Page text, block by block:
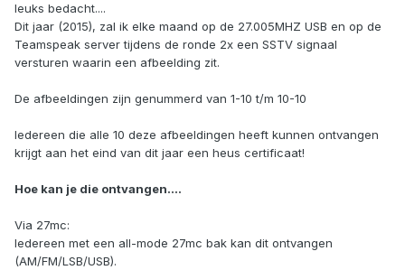
leuks bedacht....
Dit jaar (2015), zal ik elke maand op de 27.005MHZ USB en op de
Teamspeak server tijdens de ronde 2x een SSTV signaal
versturen waarin een afbeelding zit.
De afbeeldingen zijn genummerd van 1-10 t/m 10-10
Iedereen die alle 10 deze afbeeldingen heeft kunnen ontvangen
krijgt aan het eind van dit jaar een heus certificaat!
Hoe kan je die ontvangen....
Via 27mc:
Iedereen met een all-mode 27mc bak kan dit ontvangen
(AM/FM/LSB/USB).